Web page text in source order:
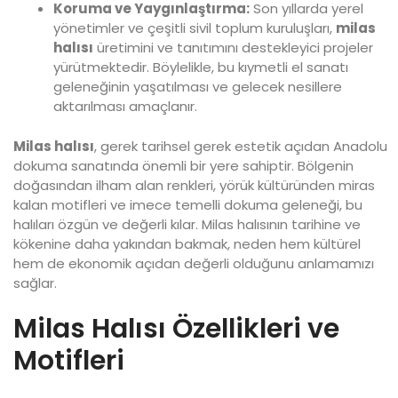
Koruma ve Yaygınlaştırma:Son yıllarda yerel
yönetimler ve çeşitli sivil toplum kuruluşları, milas
halısı üretimini ve tanıtımını destekleyici projeler
yürütmektedir. Böylelikle, bu kıymetli el sanatı
geleneğinin yaşatılması ve gelecek nesillere
aktarılması amaçlanır.
Milas halısı, gerek tarihsel gerek estetik açıdan Anadolu
dokuma sanatında önemli bir yere sahiptir. Bölgenin
doğasından ilham alan renkleri, yörük kültüründen miras
kalan motifleri ve imece temelli dokuma geleneği, bu
halıları özgün ve değerli kılar. Milas halısının tarihine ve
kökenine daha yakından bakmak, neden hem kültürel
hem de ekonomik açıdan değerli olduğunu anlamamızı
sağlar.
Milas Halısı Özellikleri ve
Motifleri